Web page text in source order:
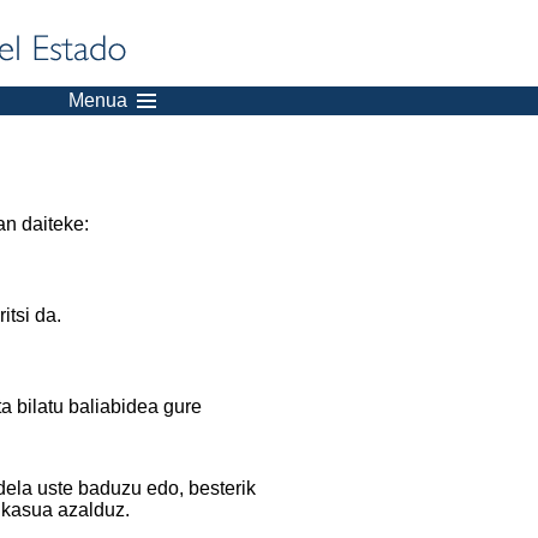
Menua
daiteke:
da.
bilatu baliabidea gure
uste baduzu edo, besterik
azalduz.